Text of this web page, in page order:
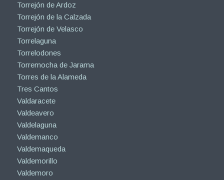
Torrejón de Ardoz
Torrejón de la Calzada
Torrejón de Velasco
Torrelaguna
Torrelodones
Torremocha de Jarama
Torres de la Alameda
Tres Cantos
Valdaracete
Valdeavero
Valdelaguna
Valdemanco
Valdemaqueda
Valdemorillo
Valdemoro